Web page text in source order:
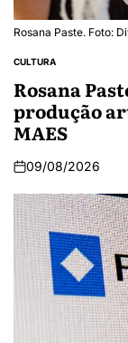
Rosana Paste. Foto:
CULTURA
Rosana
produção
MAES
09/08/2026